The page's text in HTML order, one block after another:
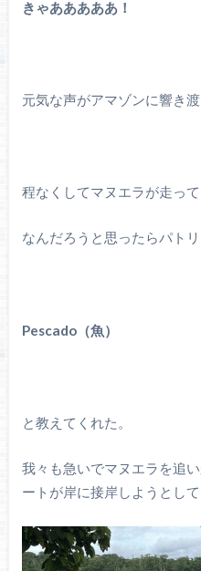
きゃあああああ！
元気な声がアマゾンに響き渡
程なくしてマヌエラが走って
なんだろうと思ったらパトリ
Pescado（魚）
と教えてくれた。
我々も急いでマヌエラを追
ートが岸に接岸しようとして